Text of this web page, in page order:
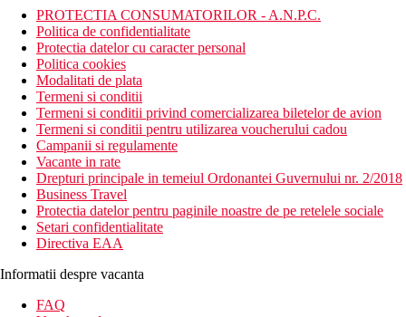
PROTECTIA CONSUMATORILOR - A.N.P.C.
Politica de confidentialitate
Protectia datelor cu caracter personal
Politica cookies
Modalitati de plata
Termeni si conditii
Termeni si conditii privind comercializarea biletelor de avion
Termeni si conditii pentru utilizarea voucherului cadou
Campanii si regulamente
Vacante in rate
Drepturi principale in temeiul Ordonantei Guvernului nr. 2/2018
Business Travel
Protectia datelor pentru paginile noastre de pe retelele sociale
Setari confidentialitate
Directiva EAA
Informatii despre vacanta
FAQ